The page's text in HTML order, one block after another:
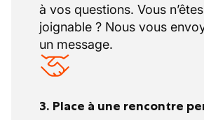
à vos questions. Vous
joignable ? Nous vous
un message.
3. Place à une rencontre